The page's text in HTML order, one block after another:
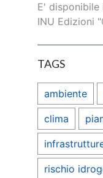
E'
INU Edizioni
TAGS
ambiente
clima
rischio